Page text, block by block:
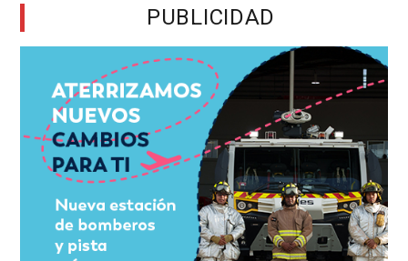
PUBLICIDAD